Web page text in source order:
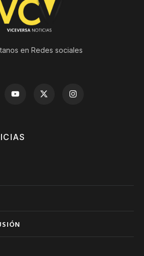
en Redes sociales